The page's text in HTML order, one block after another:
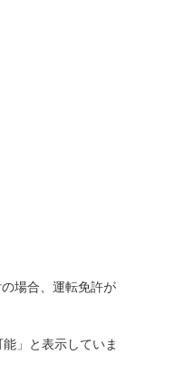
場合、運転免許が
」と表示していま